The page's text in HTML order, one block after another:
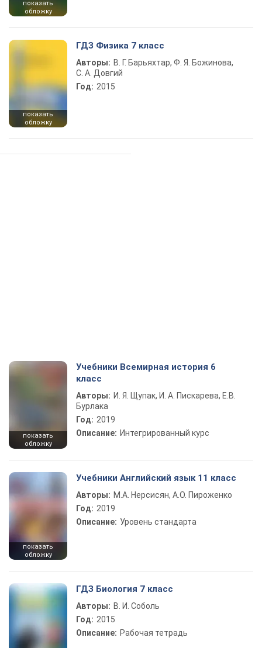
показать
обложку
показать
обложку
ГДЗ Физика 7 класс
Авторы: В. Г. Барьяхтар, Ф. Я. Божинова,
С. А. Довгий
Год: 2015
показать
обложку
Учебники Всемирная история 6
класс
Авторы: И. Я. Щупак, И. А. Пискарева, Е.В.
Бурлака
Год: 2019
Описание: Интегрированный курс
показать
обложку
Учебники Английский язык 11 класс
Авторы: М.А. Нерсисян, А.О. Пироженко
Год: 2019
Описание: Уровень стандарта
ГДЗ Биология 7 класс
Авторы: В. И. Соболь
Год: 2015
Описание: Рабочая тетрадь